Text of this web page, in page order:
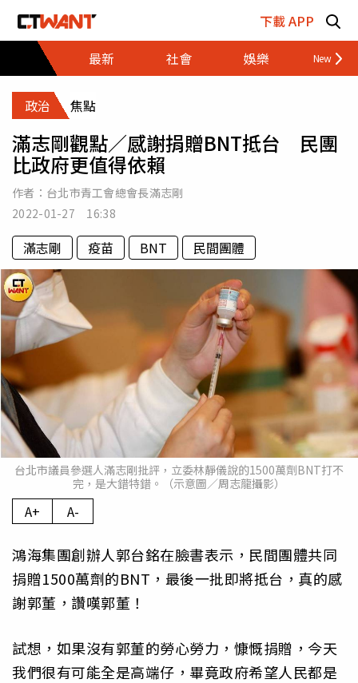
下載 APP
最新
社會 娛樂 財經
政治 焦點
滿志剛觀點／感謝捐贈BNT抵台 民團
比政府更值得依賴
作者： 台北市青工會總會長滿志剛
2022-01-27 16:38
滿志剛 疫苗 BNT 民間團體
台北市議員參選人滿志剛批評，立委林靜儀說的1500萬劑BNT打不
完，是大錯特錯。（示意圖／周志龍攝影）
A+ A-
鴻海集團創辦人郭台銘在臉書表示，民間團體共同
捐贈1500萬劑的BNT，最後一批即將抵台，真的感
謝郭董，讚嘆郭董！
試想，如果沒有郭董的勞心勞力，慷慨捐贈，今天
我們很有可能全是高端仔，畢竟政府希望人民都是